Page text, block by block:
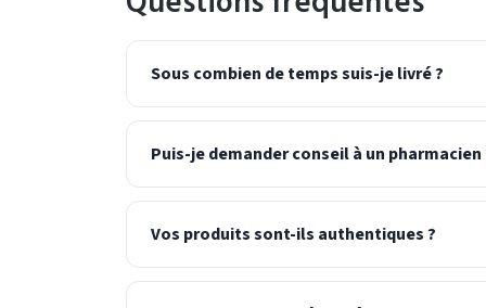
Sous combien de temps suis-je livré ?
Puis-je demander conseil à un pharmacien
Vos produits sont-ils authentiques ?